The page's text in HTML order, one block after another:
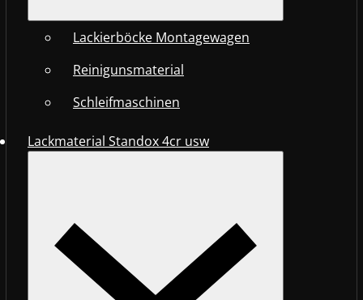
Lackierböcke Montagewagen
Reinigunsmaterial
Schleifmaschinen
Lackmaterial Standox 4cr usw